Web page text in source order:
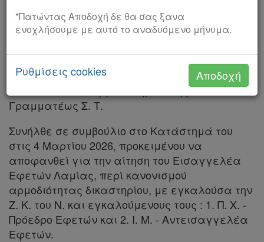
υπ' αριθμ. .../2026 πράξη της Προέδρου του
Αρείου Πάγου), Αρεοπαγίτες.
Με την παρουσία και του Αντεισαγγελέως του
Αρείου Πάγου Ευάγγελου Μπακέλα (γιατί
Γραμματέως Σ. Τ.
Συνήλθε σε συμβούλιο στο Κατάστημά του
στις 4 Μαρτίου 2026, προκειμένου να
αποφανθεί για την αίτηση του Εισαγγελέα
Εφετών Λαμίας, περί κανονισμού
αρμοδιότητας δικαστηρίου, με εγκαλούσα την
Ζ. Κ. του Ν. και εγκαλούμενους τους : 1. Π. Χ. -
Πρόεδρο Εφετών και 2. Ι. Μ. - Αντεισαγγελέα
Εφετών.
*Πατώντας Αποδοχή δε θα σας ξανα
ενοχλήσουμε με αυτό το αναδυόμενο μήνυμα.
Ρυθμίσεις cookies Αποδοχή